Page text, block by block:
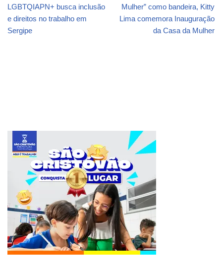
LGBTQIAPN+ busca inclusão
e direitos no trabalho em
Sergipe
Mulher” como bandeira, Kitty
Lima comemora Inauguração
da Casa da Mulher